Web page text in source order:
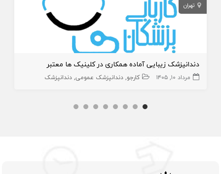
تهران
دندانپزشک زیبایی آماده همکاری در کلینیک ها معتبر
مرداد ۱۰, ۱۴۰۵ کارجو دندانپزشک عمومی دندانپزشک